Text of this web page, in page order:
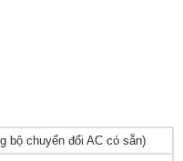
bộ chuyển đổi AC có sẵn)